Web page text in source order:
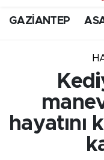
GAZİANTEP
hayatını
Süper Lig
Tüm Manşetler
Son Dakika
Haber Arşivi